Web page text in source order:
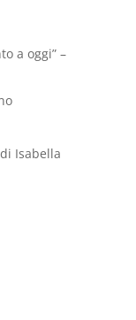
a oggi” –
Isabella